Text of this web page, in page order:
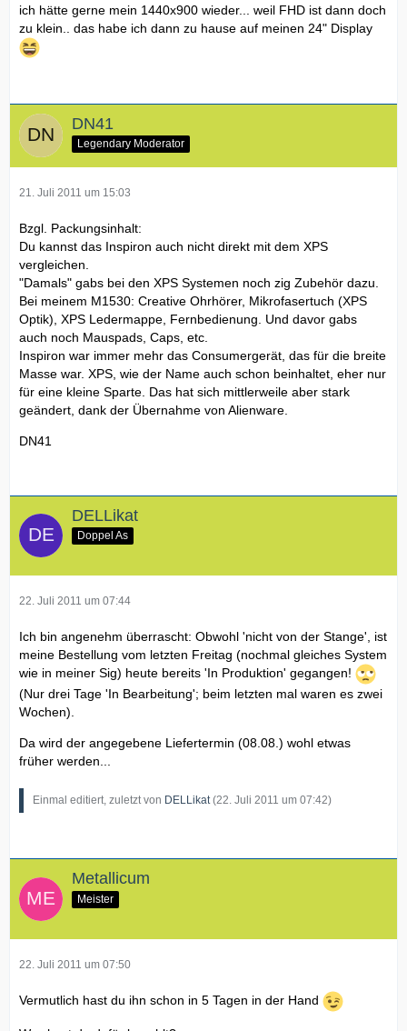
ich hätte gerne mein 1440x900 wieder... weil FHD ist dann doch
zu klein.. das habe ich dann zu hause auf meinen 24" Display
DN41
Legendary Moderator
21. Juli 2011 um 15:03
Bzgl. Packungsinhalt:
Du kannst das Inspiron auch nicht direkt mit dem XPS
vergleichen.
"Damals" gabs bei den XPS Systemen noch zig Zubehör dazu.
Bei meinem M1530: Creative Ohrhörer, Mikrofasertuch (XPS
Optik), XPS Ledermappe, Fernbedienung. Und davor gabs
auch noch Mauspads, Caps, etc.
Inspiron war immer mehr das Consumergerät, das für die breite
Masse war. XPS, wie der Name auch schon beinhaltet, eher nur
für eine kleine Sparte. Das hat sich mittlerweile aber stark
geändert, dank der Übernahme von Alienware.
DN41
DELLikat
Doppel As
22. Juli 2011 um 07:44
Ich bin angenehm überrascht: Obwohl 'nicht von der Stange', ist
meine Bestellung vom letzten Freitag (nochmal gleiches System
wie in meiner Sig) heute bereits 'In Produktion' gegangen!
(Nur drei Tage 'In Bearbeitung'; beim letzten mal waren es zwei
Wochen).
Da wird der angegebene Liefertermin (08.08.) wohl etwas
früher werden...
Einmal editiert, zuletzt von DELLikat(22. Juli 2011 um 07:42)
Metallicum
Meister
22. Juli 2011 um 07:50
Vermutlich hast du ihn schon in 5 Tagen in der Hand